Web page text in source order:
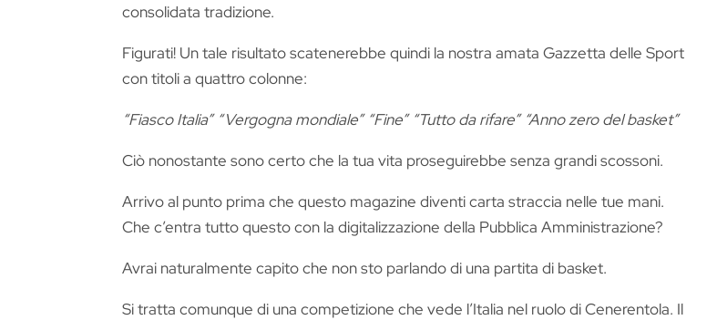
consolidata tradizione.
Figurati! Un tale risultato scatenerebbe quindi la nostra amata Gazzetta delle Sport
con titoli a quattro colonne:
“Fiasco Italia” “Vergogna mondiale” “Fine” “Tutto da rifare” “Anno zero del basket”
Ciò nonostante sono certo che la tua vita proseguirebbe senza grandi scossoni.
Arrivo al punto prima che questo magazine diventi carta straccia nelle tue mani.
Che c’entra tutto questo con la digitalizzazione della Pubblica Amministrazione?
Avrai naturalmente capito che non sto parlando di una partita di basket.
Si tratta comunque di una competizione che vede l’Italia nel ruolo di Cenerentola. Il